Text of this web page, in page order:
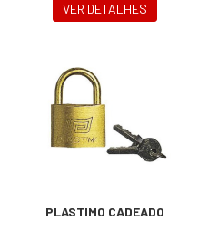
VER DETALHES
PLASTIMO CADEADO